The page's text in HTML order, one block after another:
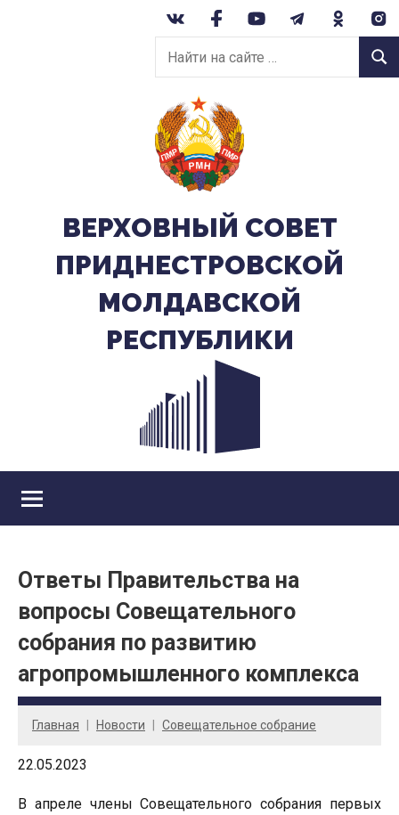
Найти
на
сайте:
ВЕРХОВНЫЙ CОВЕТ
ПРИДНЕСТРОВСКОЙ
МОЛДАВСКОЙ
РЕСПУБЛИКИ
Ответы Правительства на
вопросы Совещательного
собрания по развитию
агропромышленного комплекса
Главная Новости Совещательное собрание
22.05.2023
В апреле члены Совещательного собрания первых